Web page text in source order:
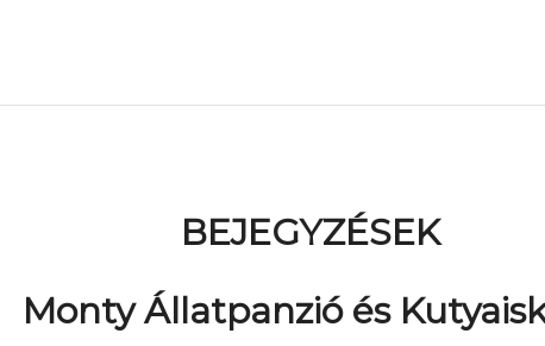
BEJEGYZÉSEK
Monty Állatpanzió és